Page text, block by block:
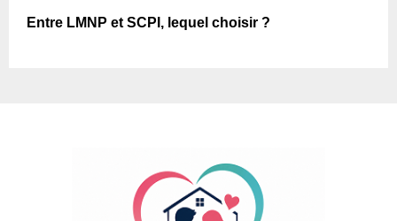
Entre LMNP et SCPI, lequel choisir ?